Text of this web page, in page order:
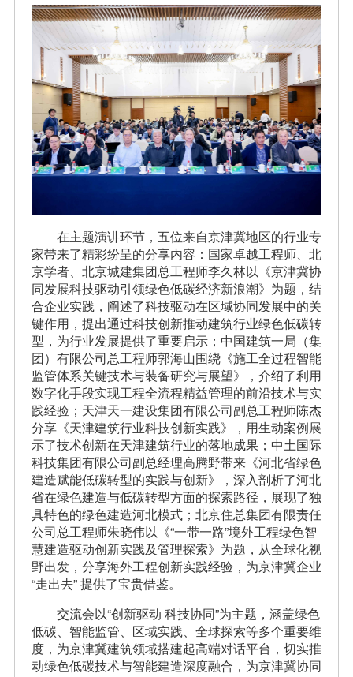
在主题演讲环节，五位来自京津冀地区的行业专
家带来了精彩纷呈的分享内容：国家卓越工程师、北
京学者、北京城建集团总工程师李久林以《京津冀协
同发展科技驱动引领绿色低碳经济新浪潮》为题，结
合企业实践，阐述了科技驱动在区域协同发展中的关
键作用，提出通过科技创新推动建筑行业绿色低碳转
型，为行业发展提供了重要启示；中国建筑一局（集
团）有限公司总工程师郭海山围绕《施工全过程智能
监管体系关键技术与装备研究与展望》，介绍了利用
数字化手段实现工程全流程精益管理的前沿技术与实
践经验；天津天一建设集团有限公司副总工程师陈杰
分享《天津建筑行业科技创新实践》，用生动案例展
示了技术创新在天津建筑行业的落地成果；中土国际
科技集团有限公司副总经理高腾野带来《河北省绿色
建造赋能低碳转型的实践与创新》，深入剖析了河北
省在绿色建造与低碳转型方面的探索路径，展现了独
具特色的绿色建造河北模式；北京住总集团有限责任
公司总工程师朱晓伟以《“一带一路”境外工程绿色智
慧建造驱动创新实践及管理探索》为题，从全球化视
野出发，分享海外工程创新实践经验，为京津冀企业
“走出去” 提供了宝贵借鉴。
交流会以“创新驱动 科技协同”为主题，涵盖绿色
低碳、智能监管、区域实践、全球探索等多个重要维
度，为京津冀建筑领域搭建起高端对话平台，切实推
动绿色低碳技术与智能建造深度融合，为京津冀协同